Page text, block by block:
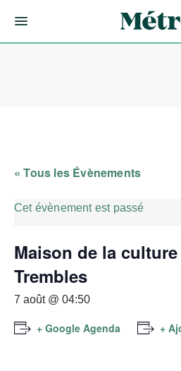
« Tous les Évènements
Cet évènement est passé
Maison de la
Trembles
7 août @ 04:50
+ Google Agenda +